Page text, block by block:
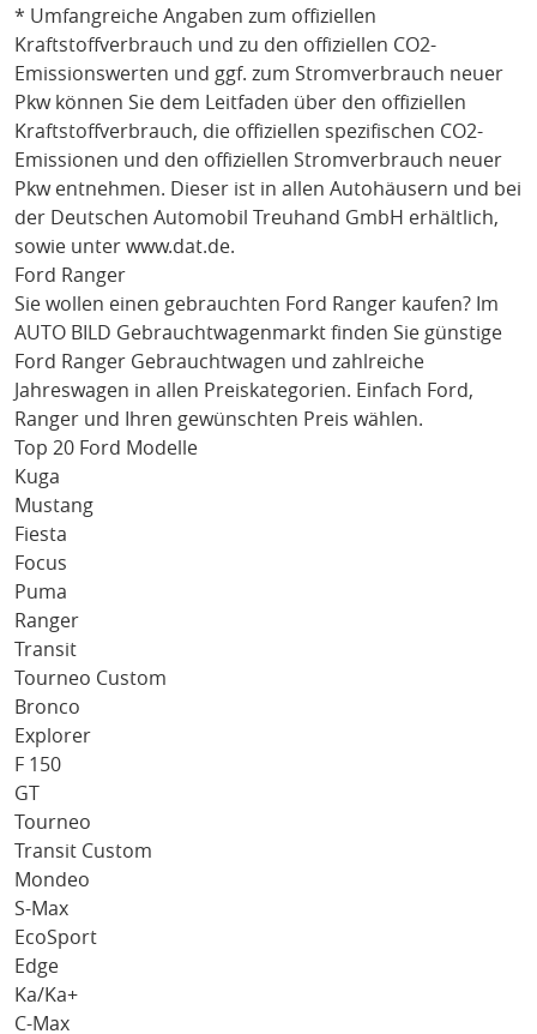
* Umfangreiche Angaben zum offiziellen
Kraftstoffverbrauch und zu den offiziellen CO2-
Emissionswerten und ggf. zum Stromverbrauch neuer
Pkw können Sie dem Leitfaden über den offiziellen
Kraftstoffverbrauch, die offiziellen spezifischen CO2-
Emissionen und den offiziellen Stromverbrauch neuer
Pkw entnehmen. Dieser ist in allen Autohäusern und bei
der Deutschen Automobil Treuhand GmbH erhältlich,
sowie unter www.dat.de.
Ford Ranger
Sie wollen einen gebrauchten Ford Ranger kaufen? Im
AUTO BILD Gebrauchtwagenmarkt finden Sie günstige
Ford Ranger Gebrauchtwagen und zahlreiche
Jahreswagen in allen Preiskategorien. Einfach Ford,
Ranger und Ihren gewünschten Preis wählen.
Top 20 Ford Modelle
Kuga
Mustang
Fiesta
Focus
Puma
Ranger
Transit
Tourneo Custom
Bronco
Explorer
F 150
GT
Tourneo
Transit Custom
Mondeo
S-Max
EcoSport
Edge
Ka/Ka+
C-Max